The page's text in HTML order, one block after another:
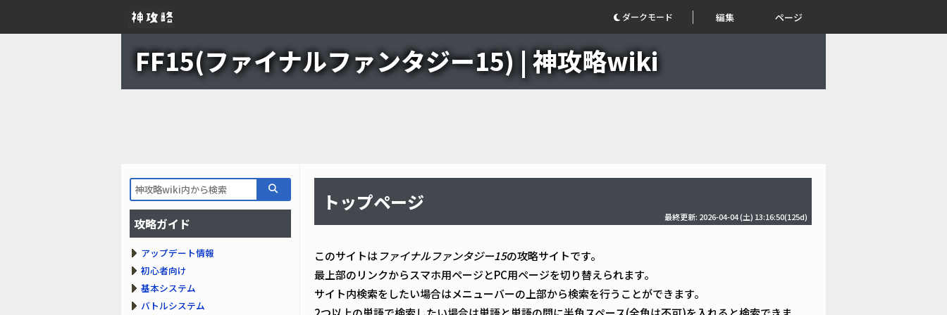
ダークモード 編集 ページ
FF15(ファイナルファンタジー15) | 神攻略wiki
トップページ
最終更新: 2026-04-04 (土) 13:16:50(125d)
このサイトはファイナルファンタジー15の攻略サイトです。
最上部のリンクからスマホ用ページとPC用ページを切り替えられます。
サイト内検索をしたい場合はメニューバーの上部から検索を行うことができます。
攻略ガイド
アップデート情報
初心者向け
基本システム
バトルシステム